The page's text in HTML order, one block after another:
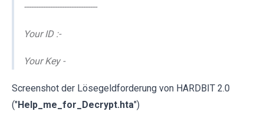
-------------------------------
Your ID :-
Your Key -
Screenshot der Lösegeldforderung von HARDBIT 2.0
("Help_me_for_Decrypt.hta")